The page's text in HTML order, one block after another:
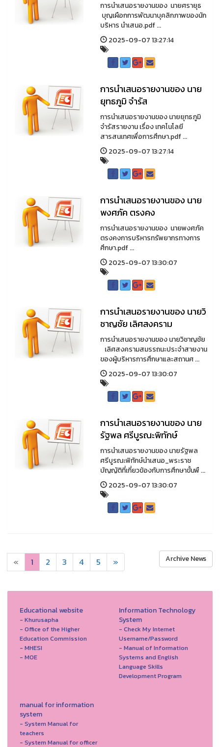
การนำเสนอรายงานของ นายศรายุธ
บุญเผือกการพัฒนาบุคลิกภาพของนัก
บริหาร นำเสนอ.pdf ...
2025-09-07 13:27:14
การนำเสนอรายงานของ นาย
ยุทธภูมิ จำรัส
การนำเสนอรายงานของ นายยุทธภูมิ
จำรัสรายงาน เรื่อง เทคโนโลยี
สารสนเทศเพื่อการศึกษา.pdf ...
2025-09-07 13:27:14
การนำเสนอรายงานของ นาย
พงศภัค ตรงคง
การนำเสนอรายงานของ นายพงศภัค
ตรงคงการบริหารทรัพยากรทางการ
ศึกษา.pdf ...
2025-09-07 13:30:07
การนำเสนอรายงานของ นายวิ
ชาญชัย เลิศสงคราม
การนำเสนอรายงานของ นายวิชาญชัย
เลิศสงครามสมรรถนะประจำสายงาน
ของผู้บริหารการศึกษาและสถานศ ...
2025-09-07 13:30:07
การนำเสนอรายงานของ นาย
รัฐพล ศรีบูรณะพิทักษ์
การนำเสนอรายงานของ นายรัฐพล
ศรีบูรณะพิทักษ์นำเสนอ_พระราช
บัญญัติที่เกี่ยวข้องกับการศึกษาขั้นพื ...
2025-09-07 13:30:07
« 1 2 3 4 5 » Archive News
Educational website
- Khurusapha
- Office of the Higher
Education Commission
- MHESI
- MOE
Information Technology
System
- Check My Internet
Username/Password
- Manual of Information
Systems and English
Language Skills
Development Program
manual for information
system
- System Manual for
teachers
- System Manual for officer